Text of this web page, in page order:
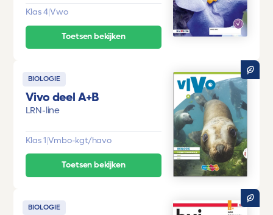
Klas 4|Vwo
Toetsen bekijken
BIOLOGIE
Vivo deel A+B
LRN-line
Klas 1|Vmbo-kgt/havo
Toetsen bekijken
BIOLOGIE